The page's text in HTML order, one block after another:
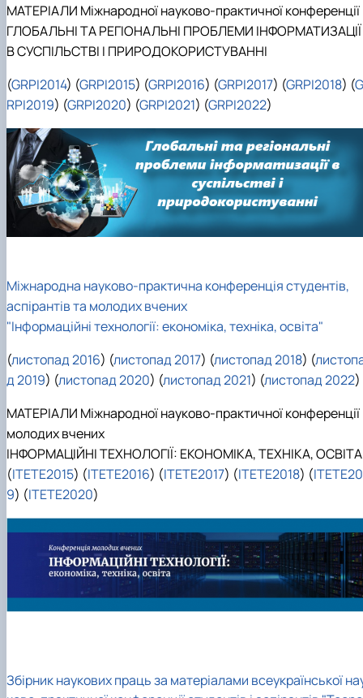
МАТЕРІАЛИ Міжнародної науково-практичної конференції
ГЛОБАЛЬНІ ТА РЕГІОНАЛЬНІ ПРОБЛЕМИ ІНФОРМАТИЗАЦІЇ
В СУСПІЛЬСТВІ І ПРИРОДОКОРИСТУВАННІ
(GRPI2014) (GRPI2015) (GRPI2016) (GRPI2017) (GRPI2018) (G
RPI2019) (GRPI2020) (GRPI2021) (GRPI2022)
Міжнародна науково-практична конференція студентів,
аспірантів та молодих вчених
"Інформаційні технології: економіка, техніка, освіта"
(листопад 2016) (листопад 2017) (листопад 2018) (
д 2019) (листопад 2020) (листопад 2021) (листопад 2022)
МАТЕРІАЛИ Міжнародної науково-практичної конференції
молодих вчених
ІНФОРМАЦІЙНІ ТЕХНОЛОГІЇ: ЕКОНОМІКА, ТЕХНІКА, ОСВІТА
(ITETE2015) (ITETE2016) (ITETE2017) (ITETE2018) (
9) (ITETE2020)
Збірник наукових праць за матеріалами всеукраїнської